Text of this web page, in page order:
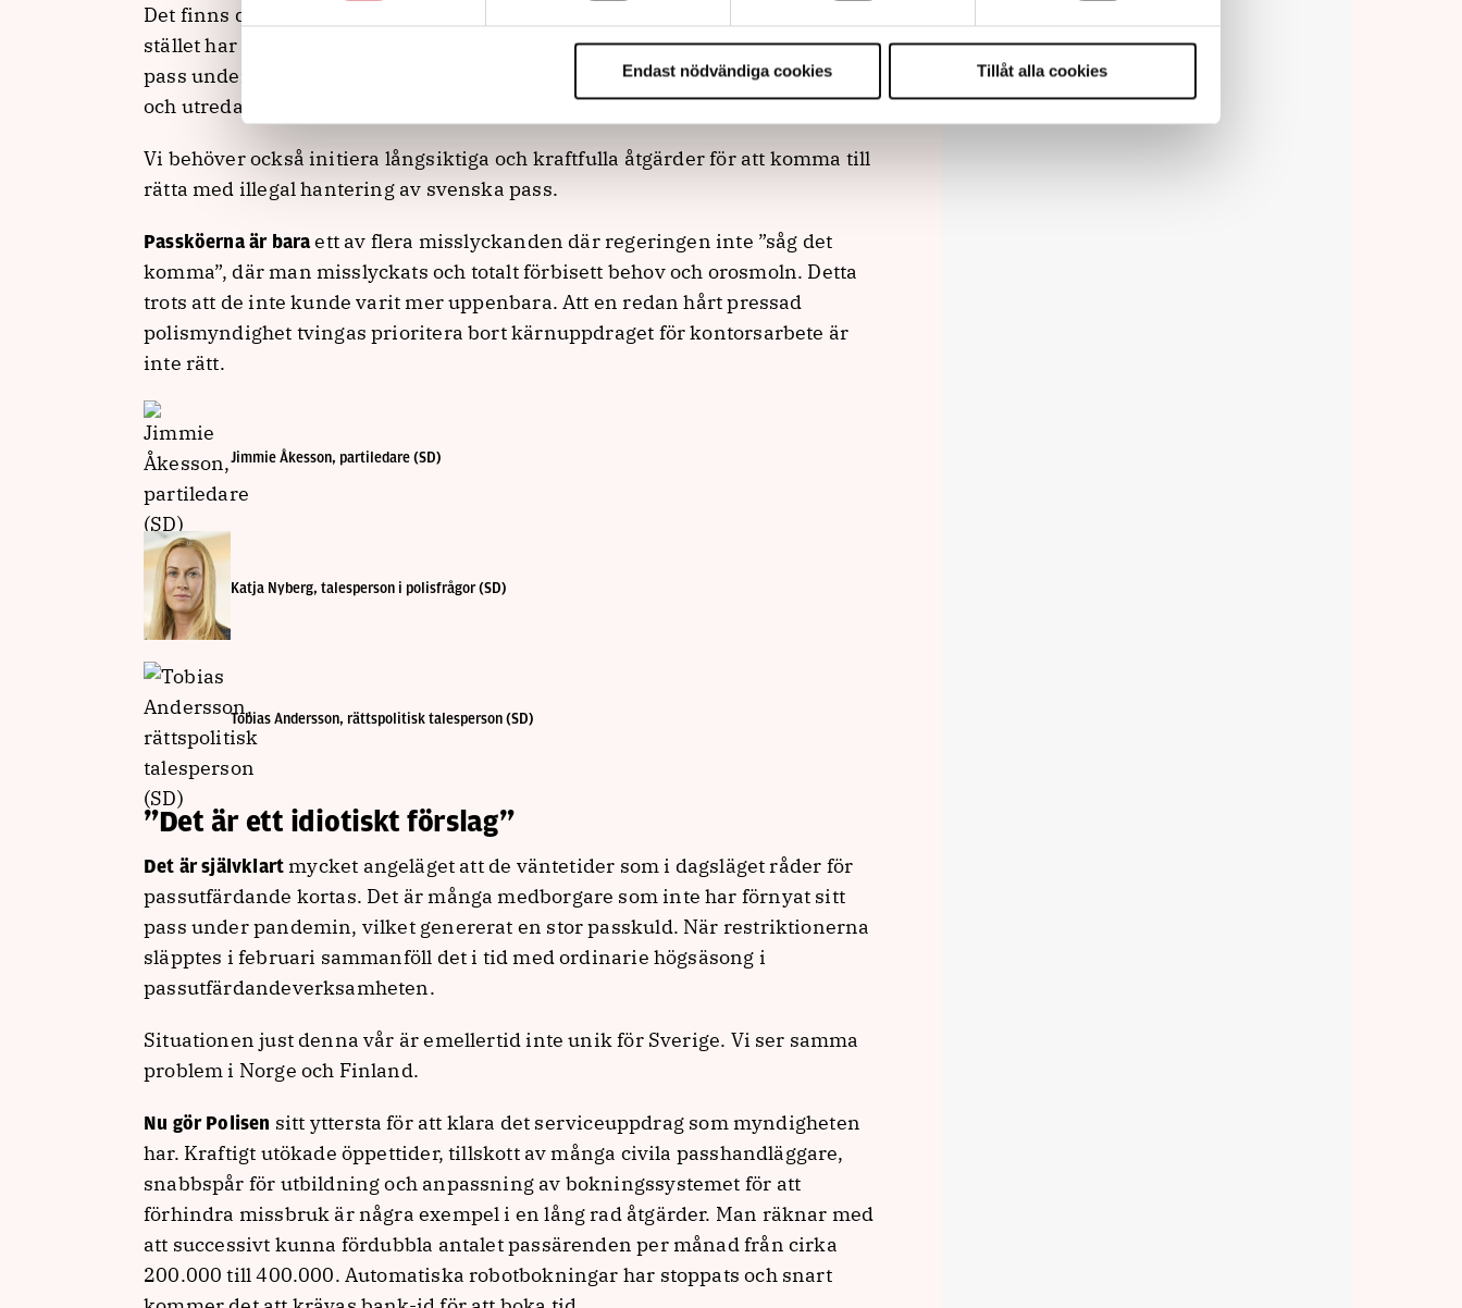
Endast nödvändiga cookies Tillåt alla cookies
Det finns dessutom ett omfattande fusk med påstått förlorade pass, som i
stället har sålts vidare för illegal migration. De som flera gånger ansökt om
pass under de senaste åren bör därför prioriteras bort helt från kösystemet
och utredas.
Vi behöver också initiera långsiktiga och kraftfulla åtgärder för att komma till
rätta med illegal hantering av svenska pass.
Passköerna är baraett av flera misslyckanden där regeringen inte ”såg det
komma”, där man misslyckats och totalt förbisett behov och orosmoln. Detta
trots att de inte kunde varit mer uppenbara. Att en redan hårt pressad
polismyndighet tvingas prioritera bort kärnuppdraget för kontorsarbete är
inte rätt.
Jimmie Åkesson, partiledare (SD)
Katja Nyberg, talesperson i polisfrågor (SD)
Tobias Andersson, rättspolitisk talesperson (SD)
”Det är ett idiotiskt förslag”
Det är självklart mycket angeläget att de väntetider som i dagsläget råder för
passutfärdande kortas. Det är många medborgare som inte har förnyat sitt
pass under pandemin, vilket genererat en stor passkuld. När restriktionerna
släpptes i februari sammanföll det i tid med ordinarie högsäsong i
passutfärdandeverksamheten.
Situationen just denna vår är emellertid inte unik för Sverige. Vi ser samma
problem i Norge och Finland.
Nu gör Polisen sitt yttersta för att klara det serviceuppdrag som myndigheten
har. Kraftigt utökade öppettider, tillskott av många civila passhandläggare,
snabbspår för utbildning och anpassning av bokningssystemet för att
förhindra missbruk är några exempel i en lång rad åtgärder. Man räknar med
att successivt kunna fördubbla antalet passärenden per månad från cirka
200.000 till 400.000. Automatiska robotbokningar har stoppats och snart